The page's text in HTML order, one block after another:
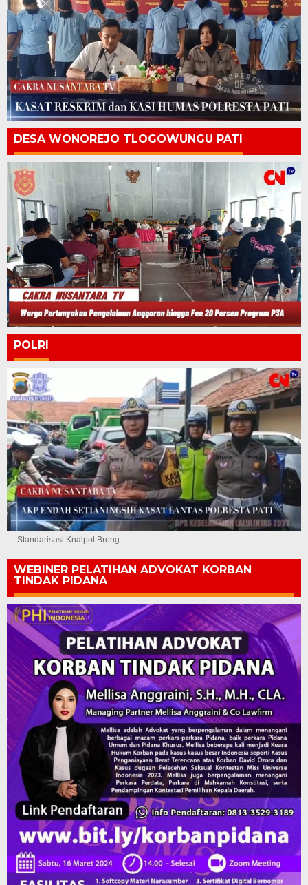
DESA WONOREJO TLOGOWUNGU PATI
POLRI
Standarisasi Knalpot Brong
WEBINER PELATIHAN ADVOKAT KORBAN
TINDAK PIDANA